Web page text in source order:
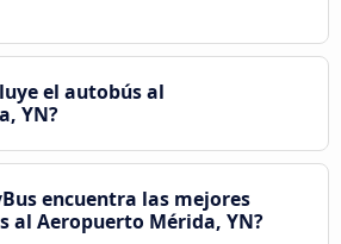
el autobús al
YN?
encuentra las mejores
al Aeropuerto Mérida, YN?